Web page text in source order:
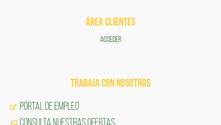
ÁREA CLIENTES
ACCEDER
TRABAJA CON NOSOTROS
Portal de Empleo